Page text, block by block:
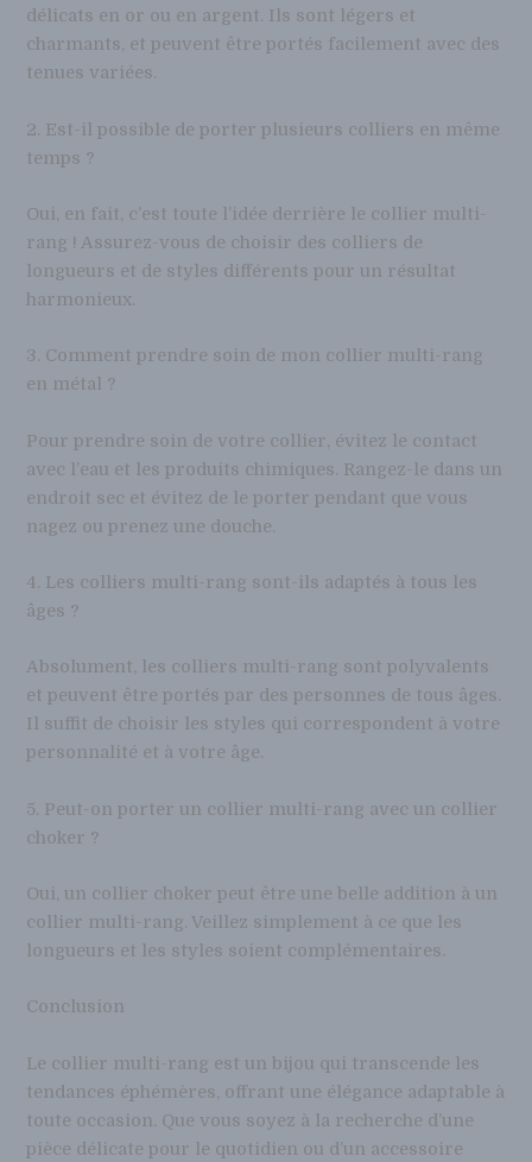
délicats en or ou en argent. Ils sont légers et
charmants, et peuvent être portés facilement avec des
tenues variées.
2. Est-il possible de porter plusieurs colliers en même
temps ?
Oui, en fait, c’est toute l’idée derrière le collier multi-
rang ! Assurez-vous de choisir des colliers de
longueurs et de styles différents pour un résultat
harmonieux.
3. Comment prendre soin de mon collier multi-rang
en métal ?
Pour prendre soin de votre collier, évitez le contact
avec l’eau et les produits chimiques. Rangez-le dans un
endroit sec et évitez de le porter pendant que vous
nagez ou prenez une douche.
4. Les colliers multi-rang sont-ils adaptés à tous les
âges ?
Absolument, les colliers multi-rang sont polyvalents
et peuvent être portés par des personnes de tous âges.
Il suffit de choisir les styles qui correspondent à votre
personnalité et à votre âge.
5. Peut-on porter un collier multi-rang avec un collier
choker ?
Oui, un collier choker peut être une belle addition à un
collier multi-rang. Veillez simplement à ce que les
longueurs et les styles soient complémentaires.
Conclusion
Le collier multi-rang est un bijou qui transcende les
tendances éphémères, offrant une élégance adaptable à
toute occasion. Que vous soyez à la recherche d’une
pièce délicate pour le quotidien ou d’un accessoire